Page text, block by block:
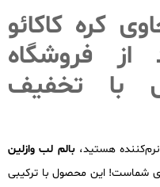
کره کاکائو
از فروشگاه
با تخفیف
هستید،بالم لب وازلین
شماست! این محصول با ترکیبی